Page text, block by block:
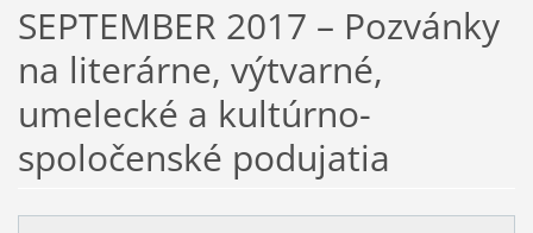
SEPTEMBER 2017 – Pozvánky
na literárne, výtvarné,
umelecké a kultúrno-
spoločenské podujatia